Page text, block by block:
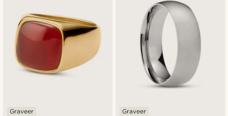
Graveer Graveer